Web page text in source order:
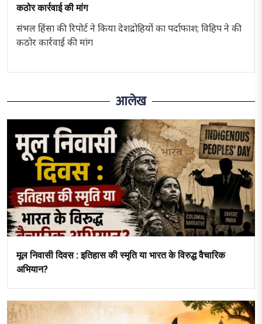
कठोर कार्रवाई की मांग
संभल हिंसा की रिपोर्ट ने किया देशद्रोहियों का पर्दाफाश; विहिप ने की
कठोर कार्रवाई की मांग
आलेख
मूल निवासी दिवस : इतिहास की स्मृति या भारत के विरुद्ध वैचारिक
अभियान?